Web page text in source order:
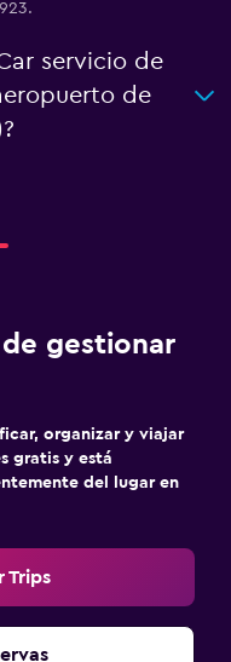
servicio de
de
gestionar
organizar y viajar
gratis y está
del lugar en
Trips